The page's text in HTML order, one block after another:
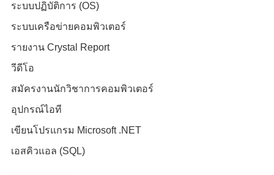
ระบบปฏิบัติการ (OS)
ระบบเครือข่ายคอมพิวเตอร์
รายงาน Crystal Report
วีดีโอ
สมัครงานนักวิชาการคอมพิวเตอร์
อุปกรณ์ไอที
เขียนโปรแกรม Microsoft .NET
เอสคิวแอล (SQL)